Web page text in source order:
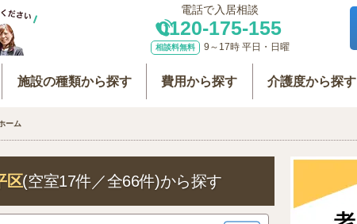
電話で入居相談
0120-175-155
相談料無料 9～17時 平日・日曜
施設の種類から探す 費用から探す 介護度から探す
ーム
区(空室17件／全66件)から探す